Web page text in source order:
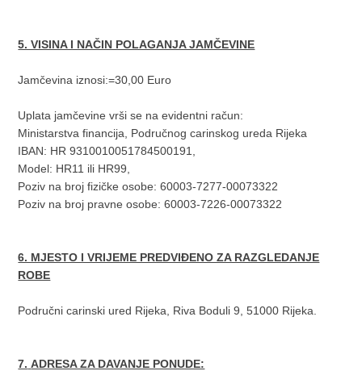
5. VISINA I NAČIN POLAGANJA JAMČEVINE
Jamčevina iznosi:=30,00 Euro
Uplata jamčevine vrši se na evidentni račun:
Ministarstva financija, Područnog carinskog ureda Rijeka
IBAN: HR 9310010051784500191,
Model: HR11 ili HR99,
Poziv na broj fizičke osobe: 60003-7277-00073322
Poziv na broj pravne osobe: 60003-7226-00073322
6. MJESTO I VRIJEME PREDVIĐENO ZA RAZGLEDANJE
ROBE
Područni carinski ured Rijeka, Riva Boduli 9, 51000 Rijeka.
7. ADRESA ZA DAVANJE PONUDE: